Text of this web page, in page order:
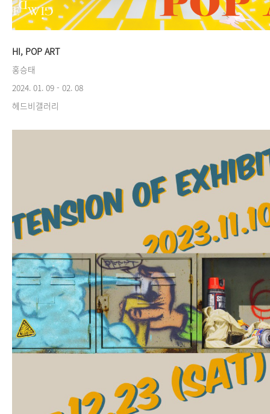
HI, POP ART
홍승태
2024. 01. 09 - 02. 08
헤드비갤러리